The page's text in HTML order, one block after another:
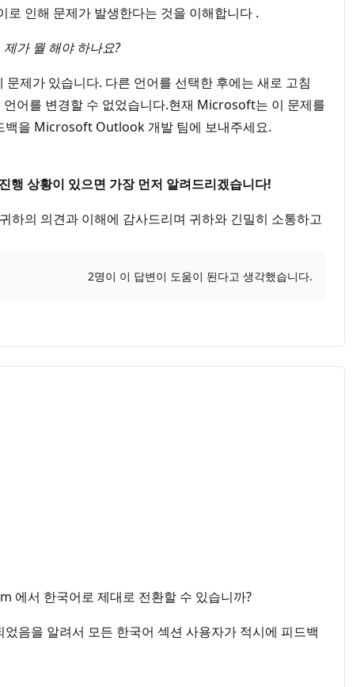
인해 문제가 발생한다는 것을 이해합니다 .
가 뭘 해야 하나요?
제가 있습니다. 다른 언어를 선택한 후에는 새로 고침
어를 변경할 수 없었습니다.현재 Microsoft는 이 문제를
백을 Microsoft Outlook 개발 팀에 보내주세요.
상황이 있으면 가장 먼저 알려드리겠습니다!
하의 의견과 이해에 감사드리며 귀하와 긴밀히 소통하고
2명이 이 답변이 도움이 된다고 생각했습니다.
에서 한국어로 제대로 전환할 수 있습니까?
음을 알려서 모든 한국어 섹션 사용자가 적시에 피드백